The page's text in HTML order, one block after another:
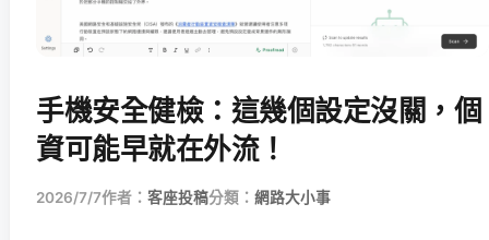
手機安全健檢：這幾個設定沒關，個
資可能早就在外流！
2026/7/7作者： 客座投稿分類： 網路大小事